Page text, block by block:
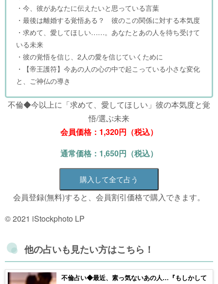
・今、彼があなたに伝えたいと思っている言葉
・最後は離婚する覚悟ある？ 彼のこの関係に対する本気度
・求めて、愛してほしい……。あなたとあの人を待ち受けて
いる未来
・彼の覚悟を信じ、2人の愛を信じていくために
・【帝王護符】今あの人の心の中で起こっている小さな変化
と、ご神仏の導き
不倫◆今以上に「求めて、愛してほしい」彼の本気度と覚
悟/選ぶ未来
会員価格：1,320円（税込）
通常価格：1,650円（税込）
購入して全て占う
会員登録(無料)すると、会員割引価格で購入できます。
© 2021 iStockphoto LP
他の占いも見たい方はこちら！
不倫占い◆最近、素っ気ないあの人…『もしかして